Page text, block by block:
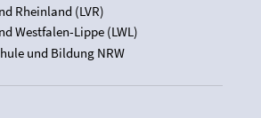
Rheinland (LVR)
Westfalen-Lippe (LWL)
und Bildung NRW